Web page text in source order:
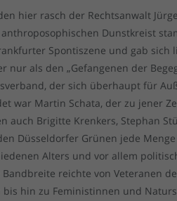
hier rasch der Rechtsanwalt
Dunstkreist
Spontiszene und gab sich
nur als den „Gefangenen der
der sich überhaupt für
war Martin Schata, der zu jener
auch Brigitte Krenkers, Stephan
Düsseldorfer Grünen jede
Alters und vor allem
reichte von Veteranen
hin zu Feministinnen und